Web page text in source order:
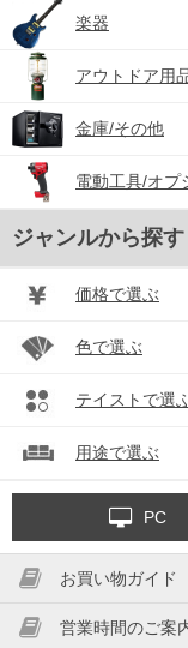
楽器
アウトドア用
金庫/その他
電動工具/オプ
ジャンルから探す
価格で選ぶ
色で選ぶ
テイストで選
用途で選ぶ
PC
お買い物ガイド
営業時間のご案